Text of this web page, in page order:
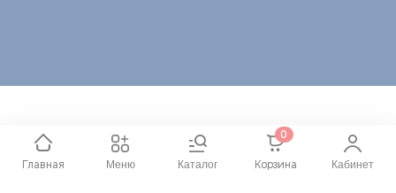
Главная Меню Каталог
0
Корзина Кабинет